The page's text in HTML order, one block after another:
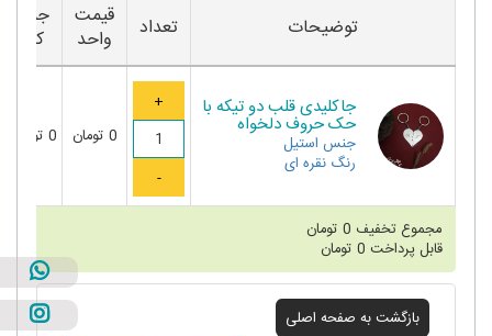
توضیحات تعداد
قیمت
واحد
جمع
کل
جاکلیدی قلب دو تیکه با
حک حروف دلخواه
جنس استیل
رنگ نقره ای
0 تومان 0 تومان
مجموع تخفیف 0 تومان
قابل پرداخت 0 تومان